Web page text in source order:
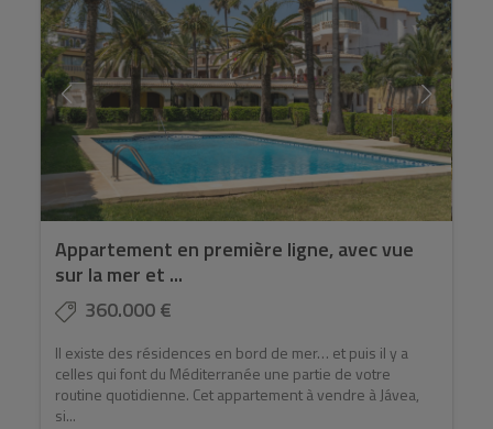
Appartement en première ligne, avec vue
sur la mer et ...
360.000 €
Il existe des résidences en bord de mer… et puis il y a
celles qui font du Méditerranée une partie de votre
routine quotidienne. Cet appartement à vendre à Jávea,
si...